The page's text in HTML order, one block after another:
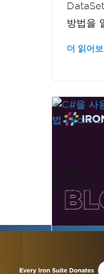
방법을
더 읽어보
C#을
시작할 준
Nuget